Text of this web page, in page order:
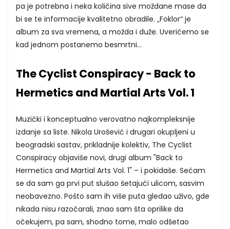
pa je potrebna i neka količina sive moždane mase da
bi se te informacije kvalitetno obradile. „Foklor“ je
album za sva vremena, a možda i duže. Uverićemo se
kad jednom postanemo besmrtni...
The Cyclist Conspiracy - Back to
Hermetics and Martial Arts Vol. 1
Muzički i konceptualno verovatno najkompleksnije
izdanje sa liste. Nikola Urošević i drugari okupljeni u
beogradski sastav, prikladnije kolektiv, The Cyclist
Conspiracy objaviše novi, drugi album "Back to
Hermetics and Martial Arts Vol. 1" – i pokidaše. Sećam
se da sam ga prvi put slušao šetajući ulicom, sasvim
neobavezno. Pošto sam ih više puta gledao uživo, gde
nikada nisu razočarali, znao sam šta oprilike da
očekujem, pa sam, shodno tome, malo odšetao